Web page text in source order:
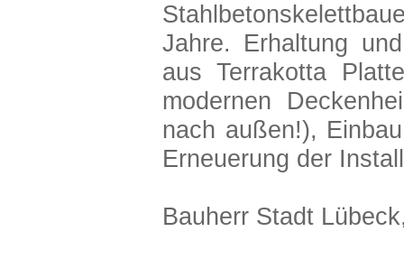
Jahre. Erhaltung
aus Terrakotta
modernen
nach außen!),
Erneuerung der
Bauherr Stadt